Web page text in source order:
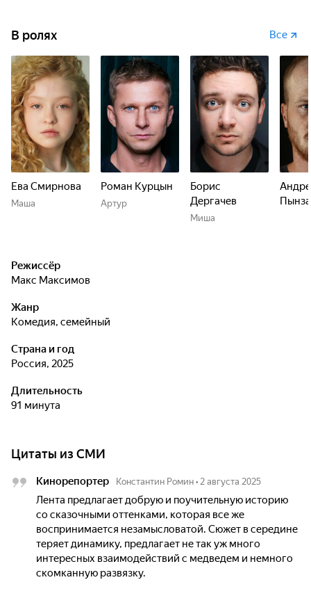
В ролях Все
Ева Смирнова
Маша
Роман Курцын
Артур
Борис
Дергачев
Миша
Режиссёр
Макс Максимов
Жанр
комедия, семейный
Страна и год
Россия, 2025
Длительность
91 минута
Цитаты из СМИ
Кинорепортер Константин Ромин • 2 августа 2025
Лента предлагает добрую и поучительную историю
со сказочными оттенками, которая все же
воспринимается незамысловатой. Сюжет в середине
теряет динамику, предлагает не так уж много
интересных взаимодействий с медведем и немного
скомканную развязку.